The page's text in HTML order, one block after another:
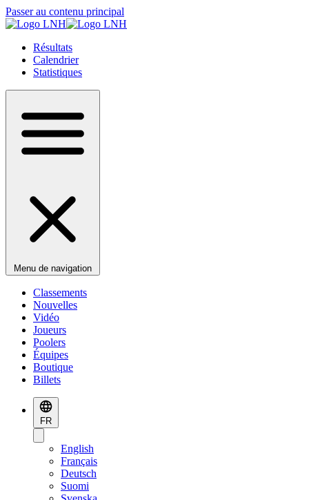
Passer au contenu principal
Résultats
Calendrier
Statistiques
Menu de navigation
Classements
Nouvelles
Vidéo
Joueurs
Poolers
Équipes
Boutique
Billets
FR
English
Français
Deutsch
Suomi